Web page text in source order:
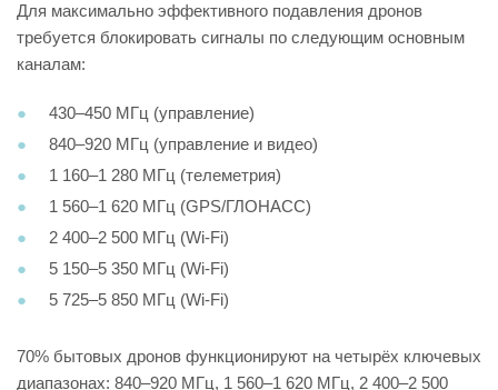
Для максимально эффективного подавления дронов
требуется блокировать сигналы по следующим основным
каналам:
430–450 МГц (управление)
840–920 МГц (управление и видео)
1 160–1 280 МГц (телеметрия)
1 560–1 620 МГц (GPS/ГЛОНАСС)
2 400–2 500 МГц (Wi-Fi)
5 150–5 350 МГц (Wi-Fi)
5 725–5 850 МГц (Wi-Fi)
70% бытовых дронов функционируют на четырёх ключевых
диапазонах: 840–920 МГц, 1 560–1 620 МГц, 2 400–2 500